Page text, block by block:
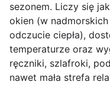
sezonem. Liczy się
okien (w
odczucie ciepła),
temperaturze oraz
ręczniki, szlafroki,
nawet mała strefa